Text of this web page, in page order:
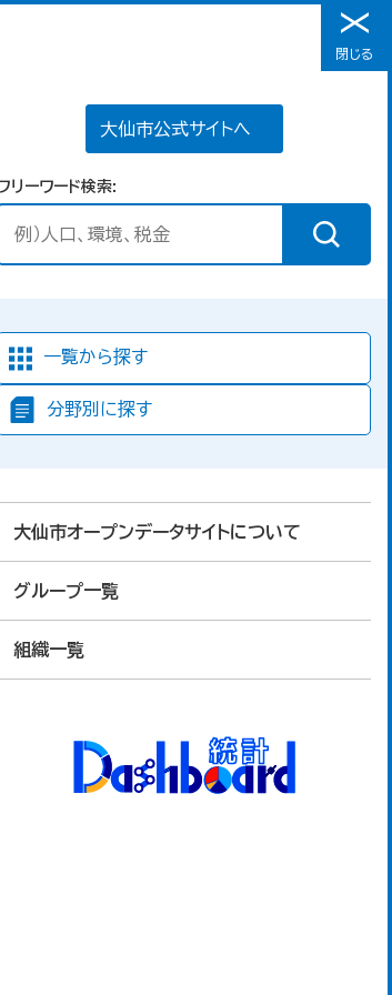
メニュー
大仙市公式サイトへ
リーワード検索
一覧から探す
分野別に探す
大仙市オープンデータサイトについて
グループ一覧
組織一覧
閉じる
。